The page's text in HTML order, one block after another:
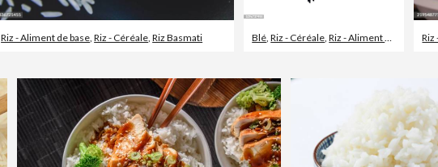
Riz - Aliment de base,Riz - Céréale,Riz Basmati Blé,Riz - Céréale,Riz - Aliment de base Riz